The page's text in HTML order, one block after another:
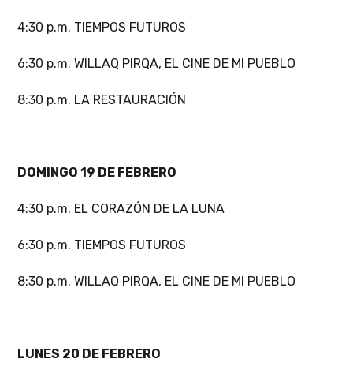
4:30 p.m. TIEMPOS FUTUROS
6:30 p.m. WILLAQ PIRQA, EL CINE DE MI PUEBLO
8:30 p.m. LA RESTAURACIÓN
DOMINGO 19 DE FEBRERO
4:30 p.m. EL CORAZÓN DE LA LUNA
6:30 p.m. TIEMPOS FUTUROS
8:30 p.m. WILLAQ PIRQA, EL CINE DE MI PUEBLO
LUNES 20 DE FEBRERO